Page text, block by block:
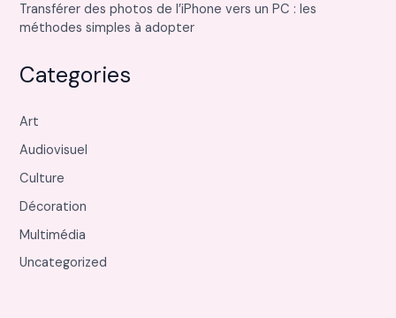
Transférer des photos de l’iPhone vers un PC : les
méthodes simples à adopter
Categories
Art
Audiovisuel
Culture
Décoration
Multimédia
Uncategorized